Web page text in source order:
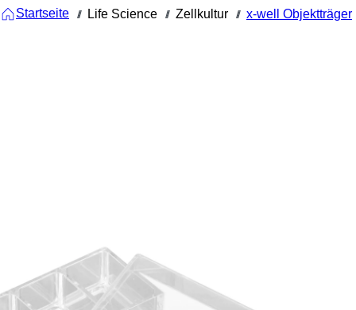
Startseite /// Life Science /// Zellkultur /// x-well Objektträger
Well, auf Glas-